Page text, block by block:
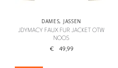
DAMES, JASSEN
JDYMACY FAUX FUR JACKET OTW
NOOS
€ 49,99